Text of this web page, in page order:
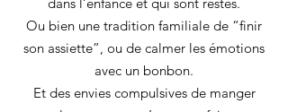
Ou bien une tradition familiale de “finir
son assiette”, ou de calmer les émotions
avec un bonbon.
Et des envies compulsives de manger